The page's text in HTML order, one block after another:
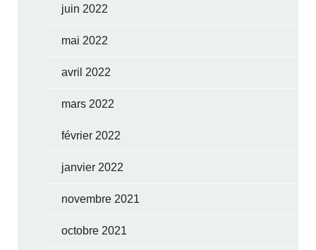
juin 2022
mai 2022
avril 2022
mars 2022
février 2022
janvier 2022
novembre 2021
octobre 2021